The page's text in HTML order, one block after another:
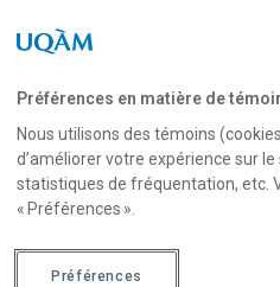
gestion
Une version
Préférences en matière de
Nous utilisons des témoins
d’améliorer votre expérience sur
statistiques de fréquentation, etc.
« Préférences ».
Préférences